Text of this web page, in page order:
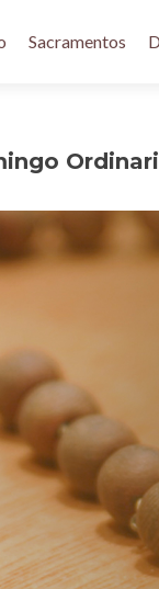
Sacramentos